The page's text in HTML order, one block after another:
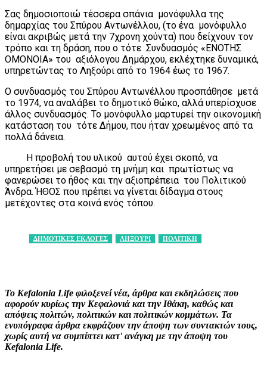
Σας δημοσιοποιώ τέσσερα σπάνια μονόφυλλα της
δημαρχίας του Σπύρου Αντωνέλλου, (το ένα μονόφυλλο
είναι ακριβώς μετά την 7χρονη χούντα) που δείχνουν τον
τρόπο και τη δράση, που ο τότε Συνδυασμός «ΕΝΟΤΗΣ
ΟΜΟΝΟΙΑ» του αξιόλογου Δημάρχου, εκλέχτηκε δυναμικά,
υπηρετώντας το Ληξούρι από το 1964 έως το 1967.
Ο συνδυασμός του Σπύρου Αντωνέλλου προσπάθησε μετά
το 1974, να αναλάβει το δημοτικό θώκο, αλλά υπερίσχυσε
άλλος συνδυασμός. Το μονόφυλλο μαρτυρεί την οικονομική
κατάσταση του τότε Δήμου, που ήταν χρεωμένος από τα
πολλά δάνεια.
Η προβολή του υλικού αυτού έχει σκοπό, να
υπηρετήσει με σεβασμό τη μνήμη και πρωτίστως να
φανερώσει το ήθος και την αξιοπρέπεια του Πολιτικού
Άνδρα. ΉΘΟΣ που πρέπει να γίνεται δίδαγμα στους
μετέχοντες στα κοινά ενός τόπου.
ΔΗΜΟΤΙΚΕΣ ΕΚΛΟΓΕΣ ΛΗΞΟΥΡΙ ΠΟΛΙΤΙΚΗ
Το Kefalonia Life φιλοξενεί νέα, άρθρα και εκδηλώσεις που
αφορούν κυρίως την Κεφαλονιά και την Ιθάκη, καθώς και
απόψεις πολιτών, πολιτικών και πολιτικών κομμάτων. Τα
ενυπόγραφα άρθρα εκφράζουν την άποψη των συντακτών τους,
χωρίς αυτή να συμπίπτει κατ' ανάγκη με την άποψη του
Kefalonia Life.